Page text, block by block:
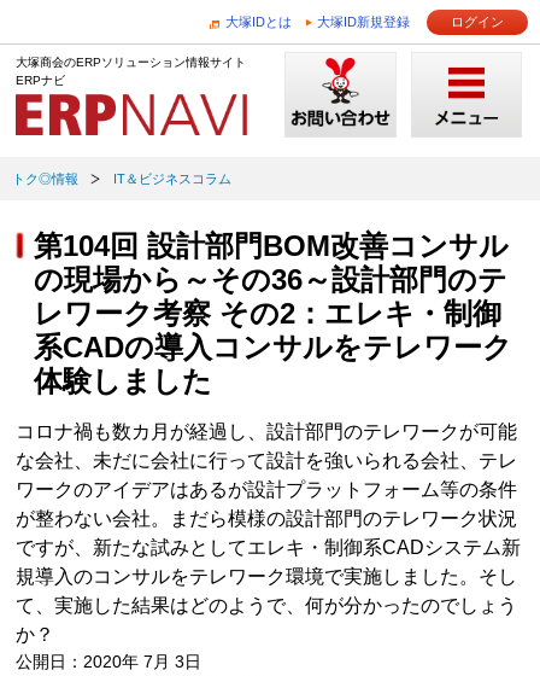
大塚IDとは 大塚ID新規登録 ログイン
大塚商会のERPソリューション情報サイト
ERPナビ
トク◎情報 IT＆ビジネスコラム
第104回 設計部門BOM改善コンサル
の現場から～その36～設計部門のテ
レワーク考察 その2：エレキ・制御
系CADの導入コンサルをテレワーク
体験しました
コロナ禍も数カ月が経過し、設計部門のテレワークが可能
な会社、未だに会社に行って設計を強いられる会社、テレ
ワークのアイデアはあるが設計プラットフォーム等の条件
が整わない会社。まだら模様の設計部門のテレワーク状況
ですが、新たな試みとしてエレキ・制御系CADシステム新
規導入のコンサルをテレワーク環境で実施しました。そし
て、実施した結果はどのようで、何が分かったのでしょう
か？
公開日：2020年 7月 3日